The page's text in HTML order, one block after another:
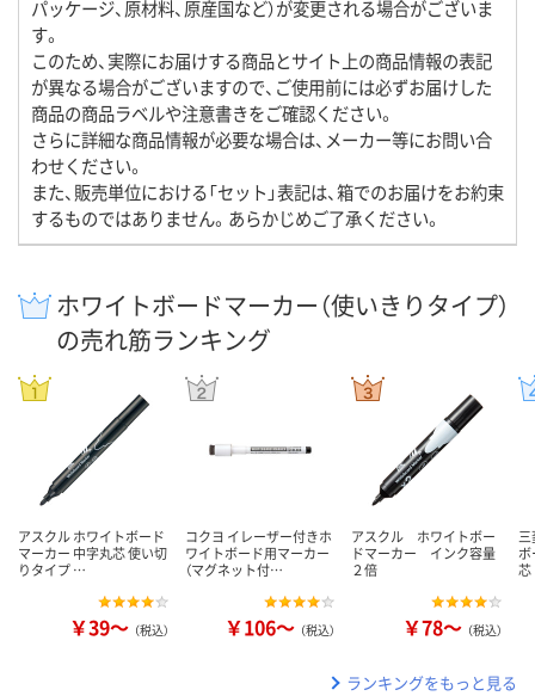
パッケージ、原材料、原産国など）が変更される場合がございま
す。
このため、実際にお届けする商品とサイト上の商品情報の表記
が異なる場合がございますので、ご使用前には必ずお届けした
商品の商品ラベルや注意書きをご確認ください。
さらに詳細な商品情報が必要な場合は、メーカー等にお問い合
わせください。
また、販売単位における「セット」表記は、箱でのお届けをお約束
するものではありません。あらかじめご了承ください。
ホワイトボードマーカー（使いきりタイプ）
の売れ筋ランキング
アスクル ホワイトボード
マーカー 中字丸芯 使い切
りタイプ …
￥39～ （税込）
コクヨ イレーザー付きホ
ワイトボード用マーカー
（マグネット付…
￥106～ （税込）
アスクル ホワイトボー
ドマーカー インク容量
２倍
￥78～ （税込）
芯
ランキングをもっと見る